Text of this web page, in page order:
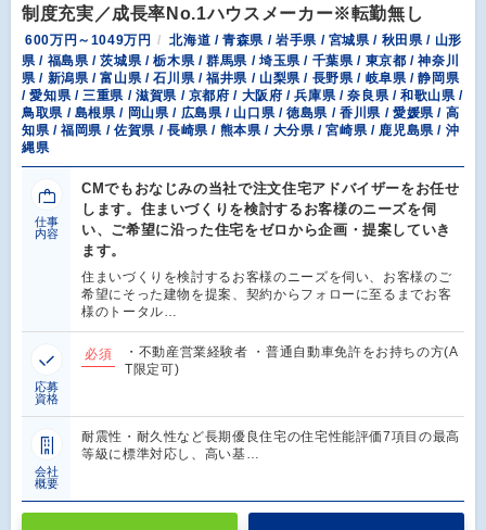
制度充実／成長率No.1ハウスメーカー※転勤無し
600万円～1049万円
北海道 / 青森県 / 岩手県 / 宮城県 / 秋田県 / 山形
県 / 福島県 / 茨城県 / 栃木県 / 群馬県 / 埼玉県 / 千葉県 / 東京都 / 神奈川
県 / 新潟県 / 富山県 / 石川県 / 福井県 / 山梨県 / 長野県 / 岐阜県 / 静岡県
/ 愛知県 / 三重県 / 滋賀県 / 京都府 / 大阪府 / 兵庫県 / 奈良県 / 和歌山県 /
鳥取県 / 島根県 / 岡山県 / 広島県 / 山口県 / 徳島県 / 香川県 / 愛媛県 / 高
知県 / 福岡県 / 佐賀県 / 長崎県 / 熊本県 / 大分県 / 宮崎県 / 鹿児島県 / 沖
縄県
仕事
内容
CMでもおなじみの当社で注文住宅アドバイザーをお任せ
します。住まいづくりを検討するお客様のニーズを伺
い、ご希望に沿った住宅をゼロから企画・提案していき
ます。
住まいづくりを検討するお客様のニーズを伺い、お客様のご
希望にそった建物を提案、契約からフォローに至るまでお客
様のトータル…
応募
資格
必須
・不動産営業経験者 ・普通自動車免許をお持ちの方(A
T限定可)
会社
概要
耐震性・耐久性など長期優良住宅の住宅性能評価7項目の最高
等級に標準対応し、高い基…